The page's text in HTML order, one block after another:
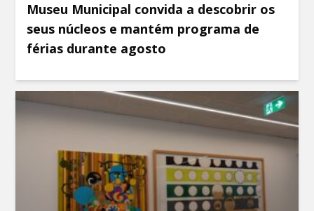
Museu Municipal convida a descobrir os
seus núcleos e mantém programa de
férias durante agosto